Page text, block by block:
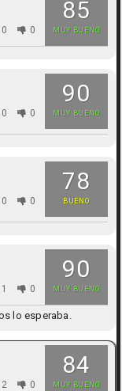
85
MUY BUENO
0 0
90
MUY BUENO
0 0
78
BUENO
0 0
90
MUY BUENO
1 0
lo esperaba.
84
MUY BUENO
2 0